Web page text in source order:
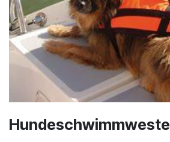
Hundeschwimmweste